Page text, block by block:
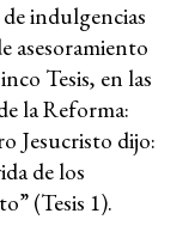
indulgencias
asesoramiento
Tesis, en las
la Reforma:
Jesucristo dijo:
de los
(Tesis 1).